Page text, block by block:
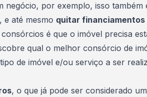
por exemplo, isso
, e até mesmo quitar financiamentos
é que o imóvel precisa
qual o melhor consórcio de
de imóvel e/ou serviço a ser
, o que já pode ser considerado